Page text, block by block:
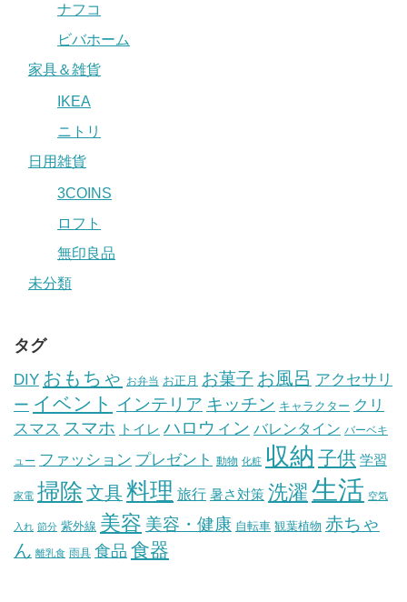
ナフコ
ビバホーム
家具＆雑貨
IKEA
ニトリ
日用雑貨
3COINS
ロフト
無印良品
未分類
タグ
DIY おもちゃ お弁当 お正月 お菓子 お風呂 アクセサリ
ー イベント インテリア キッチン キャラクター クリ
スマス スマホ トイレ ハロウィン バレンタイン バーベキ
ュー ファッション プレゼント 動物 化粧 収納 子供 学習
家電 掃除 文具料理 旅行 暑さ対策 洗濯 生活 空気
入れ 節分 紫外線 美容 美容・健康 自転車 観葉植物 赤ちゃ
ん 離乳食 雨具 食品 食器